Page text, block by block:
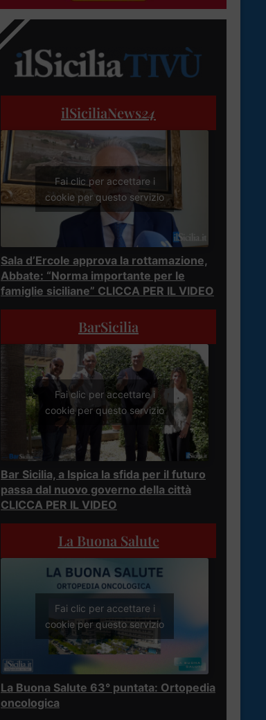
ilSiciliaNews24
Fai clic per accettare i
cookie per questo servizio
Sala d’Ercole approva la rottamazione,
Abbate: “Norma importante per le
famiglie siciliane” CLICCA PER IL VIDEO
BarSicilia
Fai clic per accettare i
cookie per questo servizio
Bar Sicilia, a Ispica la sfida per il futuro
passa dal nuovo governo della città
CLICCA PER IL VIDEO
La Buona Salute
Fai clic per accettare i
cookie per questo servizio
La Buona Salute 63° puntata: Ortopedia
oncologica